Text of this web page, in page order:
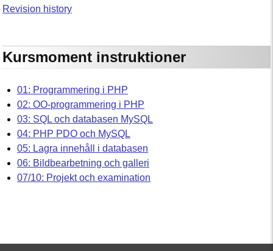
Revision history
Kursmoment instruktioner
01: Programmering i PHP
02: OO-programmering i PHP
03: SQL och databasen MySQL
04: PHP PDO och MySQL
05: Lagra innehåll i databasen
06: Bildbearbetning och galleri
07/10: Projekt och examination